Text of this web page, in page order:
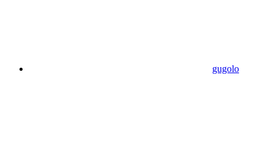
gugolo